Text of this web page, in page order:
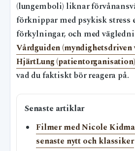
(lungemboli) liknar
förknippar med psykisk
förkylningar, och med
Vårdguiden (myndighetsdriven
HjärtLung (patientorganisation)
vad du faktiskt bör reagera på.
Senaste artiklar
Filmer med Nicole
senaste nytt och klassiker